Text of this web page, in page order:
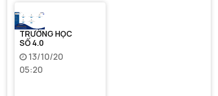
TRƯỜNG HỌC
SỐ 4.0
13/10/20
05:20